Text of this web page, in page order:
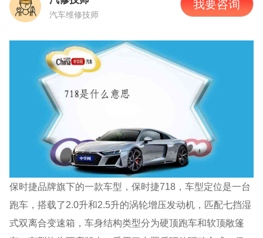
汽车维修技师
我要咨询
保时捷品牌旗下的一款车型，保时捷718，车型定位是一台
跑车，搭载了2.0升和2.5升的涡轮增压发动机，匹配七挡湿
式双离合变速箱，车身结构类型分为硬顶跑车和软顶敞篷